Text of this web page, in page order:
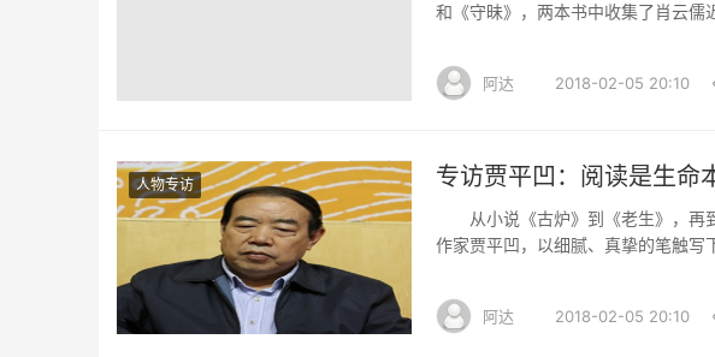
和《守昧》，两本书中收集了肖云儒
儒表示：“在创作中思考，是一件幸
的文化学者，当花甲之...
阿达 2018-02-05 20:10
人物专访 专访贾平凹：阅读是生命
从小说《古炉》到《老生》，再到
作家贾平凹，以细腻、真挚的笔触写
法。在贾平凹看来，阅读与文学艺术
是一个投机的东西”。 上大学后
阿达 2018-02-05 20:10